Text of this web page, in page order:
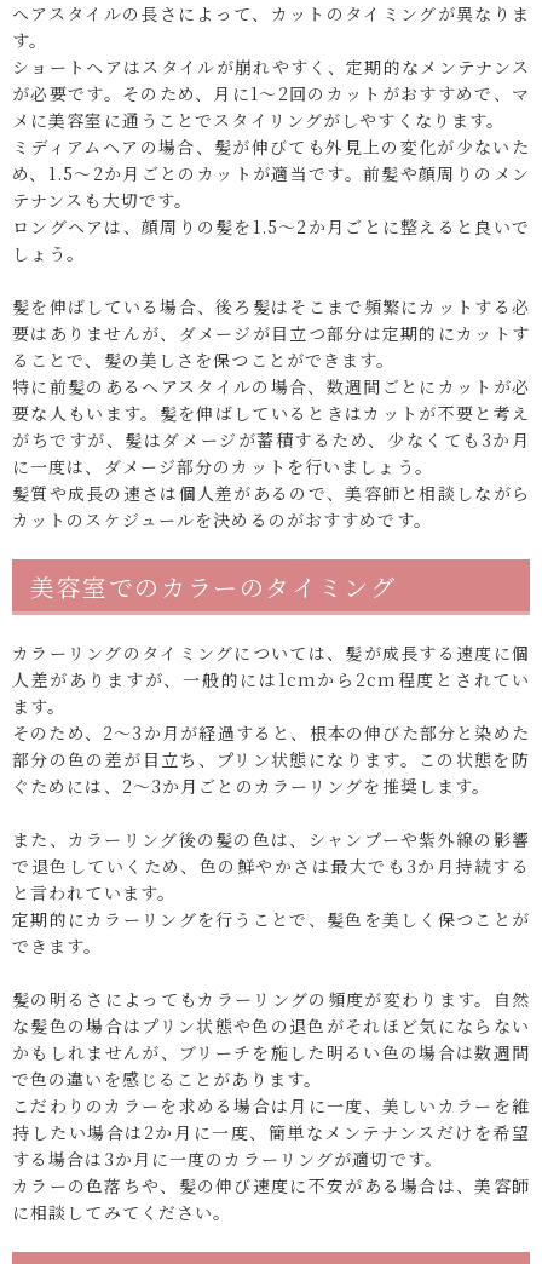
ヘアスタイルの長さによって、カットのタイミングが異なりま
す。
ショートヘアはスタイルが崩れやすく、定期的なメンテナンス
が必要です。そのため、月に1〜2回のカットがおすすめで、マ
メに美容室に通うことでスタイリングがしやすくなります。
ミディアムヘアの場合、髪が伸びても外見上の変化が少ないた
め、1.5〜2か月ごとのカットが適当です。前髪や顔周りのメン
テナンスも大切です。
ロングヘアは、顔周りの髪を1.5〜2か月ごとに整えると良いで
しょう。
髪を伸ばしている場合、後ろ髪はそこまで頻繁にカットする必
要はありませんが、ダメージが目立つ部分は定期的にカットす
ることで、髪の美しさを保つことができます。
特に前髪のあるヘアスタイルの場合、数週間ごとにカットが必
要な人もいます。髪を伸ばしているときはカットが不要と考え
がちですが、髪はダメージが蓄積するため、少なくても3か月
に一度は、ダメージ部分のカットを行いましょう。
髪質や成長の速さは個人差があるので、美容師と相談しながら
カットのスケジュールを決めるのがおすすめです。
美容室でのカラーのタイミング
カラーリングのタイミングについては、髪が成長する速度に個
人差がありますが、一般的には1cmから2cm程度とされてい
ます。
そのため、2〜3か月が経過すると、根本の伸びた部分と染めた
部分の色の差が目立ち、プリン状態になります。この状態を防
ぐためには、2〜3か月ごとのカラーリングを推奨します。
また、カラーリング後の髪の色は、シャンプーや紫外線の影響
で退色していくため、色の鮮やかさは最大でも3か月持続する
と言われています。
定期的にカラーリングを行うことで、髪色を美しく保つことが
できます。
髪の明るさによってもカラーリングの頻度が変わります。自然
な髪色の場合はプリン状態や色の退色がそれほど気にならない
かもしれませんが、ブリーチを施した明るい色の場合は数週間
で色の違いを感じることがあります。
こだわりのカラーを求める場合は月に一度、美しいカラーを維
持したい場合は2か月に一度、簡単なメンテナンスだけを希望
する場合は3か月に一度のカラーリングが適切です。
カラーの色落ちや、髪の伸び速度に不安がある場合は、美容師
に相談してみてください。